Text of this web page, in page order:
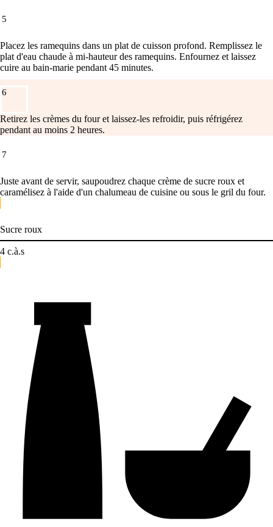
5
Placez les ramequins dans un plat de cuisson profond. Remplissez le
plat d'eau chaude à mi-hauteur des ramequins. Enfournez et laissez
cuire au bain-marie pendant 45 minutes.
6
Retirez les crèmes du four et laissez-les refroidir, puis réfrigérez
pendant au moins 2 heures.
7
Juste avant de servir, saupoudrez chaque crème de sucre roux et
caramélisez à l'aide d'un chalumeau de cuisine ou sous le gril du four.
Sucre roux
4 c.à.s